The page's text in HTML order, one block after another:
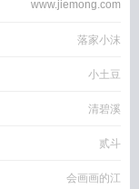
www.jiemong.com
落家小沫
小土豆
清碧溪
贰斗
会画画的江